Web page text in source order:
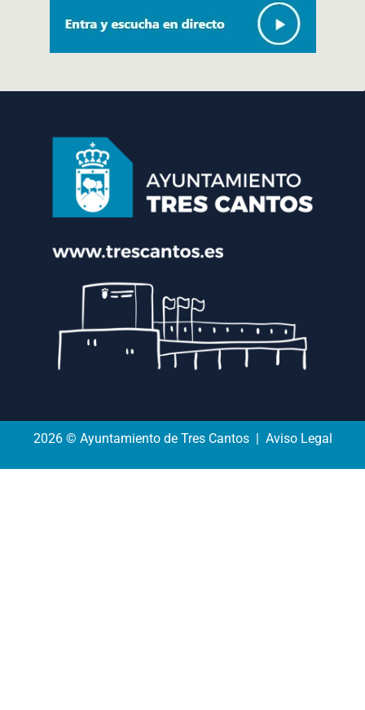
2026 © Ayuntamiento de Tres Cantos | Aviso Legal